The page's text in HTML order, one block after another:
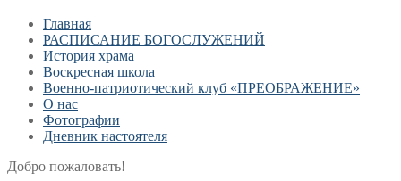
Главная
РАСПИСАНИЕ БОГОСЛУЖЕНИЙ
История храма
Воскресная школа
Военно-патриотический клуб «ПРЕОБРАЖЕНИЕ»
О нас
Фотографии
Дневник настоятеля
Добро пожаловать!